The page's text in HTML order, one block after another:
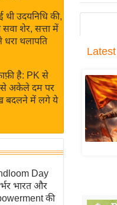
थी उदयनिधि की,
सवा शेर, सत्ता में
थलापति
है: PK से
अकेले दम पर
बदलने में लगे ये
Day
भारत और
की
Latest